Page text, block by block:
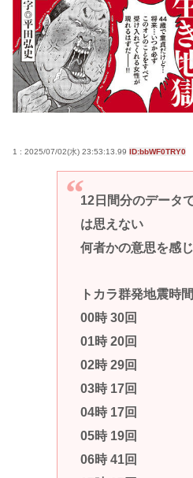
1 : 2025/07/02(水) 23:53:13.99 ID:bbWF0TRY0
12日間分のデータ
は思えない
何者かの意思を感
トカラ群発地震時
00時 30回
01時 20回
02時 29回
03時 17回
04時 17回
05時 19回
06時 41回